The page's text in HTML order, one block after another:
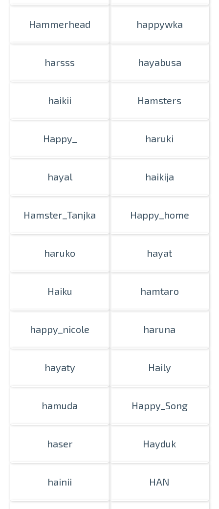
Hammerhead happywka
harsss hayabusa
haikii Hamsters
Happy_ haruki
hayal haikija
Hamster_Tanjka Happy_home
haruko hayat
Haiku hamtaro
happy_nicole haruna
hayaty Haily
hamuda Happy_Song
haser Hayduk
hainii HAN